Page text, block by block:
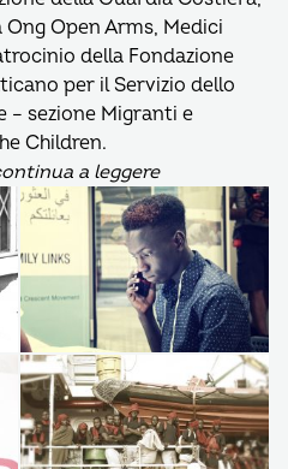
Ong Open Arms, Medici
della Fondazione
per il Servizio dello
– sezione Migranti e
Children.
a leggere